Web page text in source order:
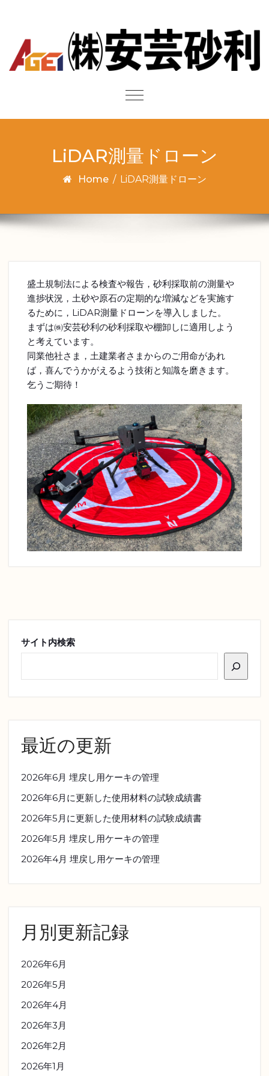
Toggle
LiDAR測量ドローン
Home / LiDAR測量ドローン
盛土規制法による検査や報告，砂利採取前の測量や
進捗状況，土砂や原石の定期的な増減などを実施す
るために，LiDAR測量ドローンを導入しました。
まずは㈱安芸砂利の砂利採取や棚卸しに適用しよう
と考えています。
同業他社さま，土建業者さまからのご用命があれ
ば，喜んでうかがえるよう技術と知識を磨きます。
乞うご期待！
サイト内検索
最近の更新
2026年6月 埋戻し用ケーキの管理
2026年6月に更新した使用材料の試験成績書
2026年5月に更新した使用材料の試験成績書
2026年5月 埋戻し用ケーキの管理
2026年4月 埋戻し用ケーキの管理
月別更新記録
2026年6月
2026年5月
2026年4月
2026年3月
2026年2月
2026年1月